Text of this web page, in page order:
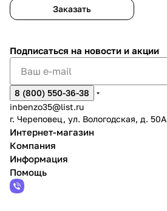
Заказать
Подписаться на новости и акции
8 (800) 550-36-38
inbenzo35@list.ru
г. Череповец, ул. Вологодская, д. 50А
Интернет-магазин
Компания
Информация
Помощь